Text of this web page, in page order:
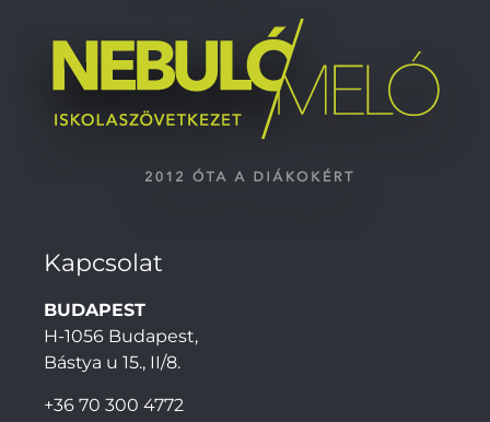
Kapcsolat
BUDAPEST
H-1056 Budapest,
Bástya u 15., II/8.
+36 70 300 4772